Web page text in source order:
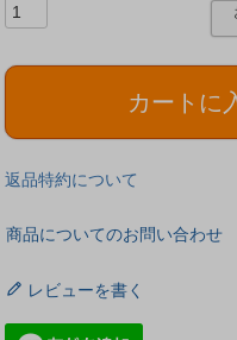
カートに
返品特約について
商品についてのお問い合わせ
レビューを書く